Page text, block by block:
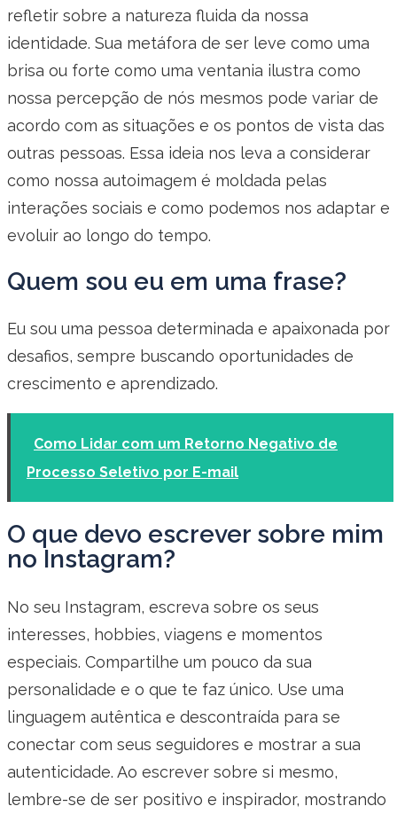
refletir sobre a natureza fluida da nossa
identidade. Sua metáfora de ser leve como uma
brisa ou forte como uma ventania ilustra como
nossa percepção de nós mesmos pode variar de
acordo com as situações e os pontos de vista das
outras pessoas. Essa ideia nos leva a considerar
como nossa autoimagem é moldada pelas
interações sociais e como podemos nos adaptar e
evoluir ao longo do tempo.
Quem sou eu em uma frase?
Eu sou uma pessoa determinada e apaixonada por
desafios, sempre buscando oportunidades de
crescimento e aprendizado.
Como Lidar com um Retorno Negativo de
Processo Seletivo por E-mail
O que devo escrever sobre mim
no Instagram?
No seu Instagram, escreva sobre os seus
interesses, hobbies, viagens e momentos
especiais. Compartilhe um pouco da sua
personalidade e o que te faz único. Use uma
linguagem autêntica e descontraída para se
conectar com seus seguidores e mostrar a sua
autenticidade. Ao escrever sobre si mesmo,
lembre-se de ser positivo e inspirador, mostrando